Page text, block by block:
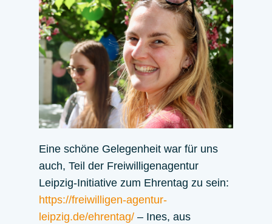
Eine schöne Gelegenheit war für uns
auch, Teil der Freiwilligenagentur
Leipzig-Initiative zum Ehrentag zu sein:
https://freiwilligen-agentur-
leipzig.de/ehrentag/ – Ines, aus